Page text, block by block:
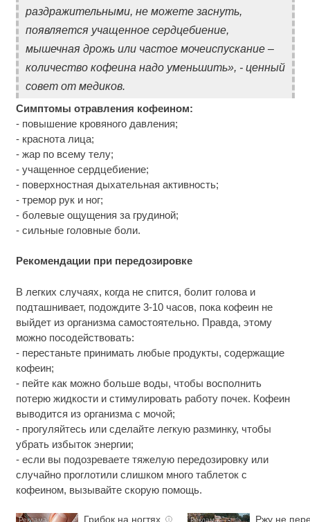
раздражительными, не можете заснуть,
появляется учащенное сердцебиение,
мышечная дрожь или частое мочеиспускание –
количество кофеина надо уменьшить», - ценный
совет от медиков.
Симптомы отравления кофеином:
- повышение кровяного давления;
- краснота лица;
- жар по всему телу;
- учащенное сердцебиение;
- поверхностная дыхательная активность;
- тремор рук и ног;
- болевые ощущения за грудиной;
- сильные головные боли.
Рекомендации при передозировке
В легких случаях, когда не спится, болит голова и
подташнивает, подождите 3-10 часов, пока кофеин не
выйдет из организма самостоятельно. Правда, этому
можно посодействовать:
- перестаньте принимать любые продукты, содержащие
кофеин;
- пейте как можно больше воды, чтобы восполнить
потерю жидкости и стимулировать работу почек. Кофеин
выводится из организма с мочой;
- прогуляйтесь или сделайте легкую разминку, чтобы
убрать избыток энергии;
- если вы подозреваете тяжелую передозировку или
случайно проглотили слишком много таблеток с
кофеином, вызывайте скорую помощь.
i
Грибок на ногтях Ржу не